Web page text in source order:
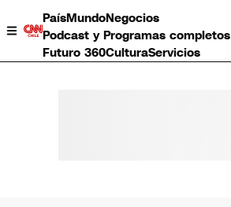
PaísMundoNegocios
Podcast y Programas completos
Futuro 360CulturaServicios